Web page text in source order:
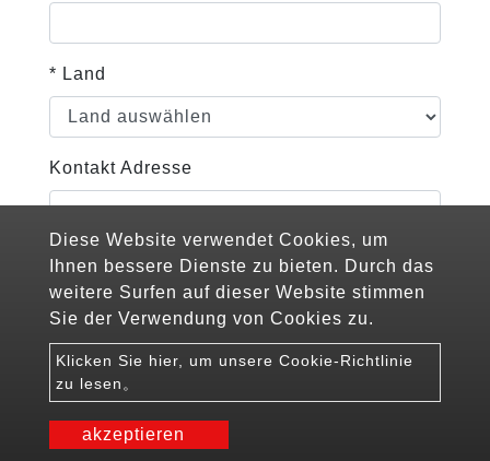
* Land
Kontakt Adresse
Anfrage zu Produkten
* Anfrageinhalt
Diese Website verwendet Cookies, um
Ihnen bessere Dienste zu bieten. Durch das
weitere Surfen auf dieser Website stimmen
Sie der Verwendung von Cookies zu.
Klicken Sie hier, um unsere Cookie-Richtlinie
zu lesen。
akzeptieren